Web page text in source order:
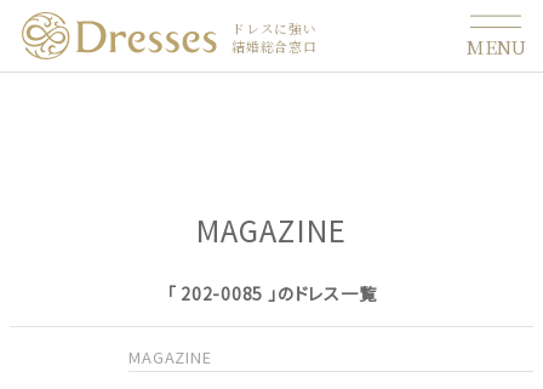
ドレスに強い
結婚総合窓口
MENU
MAGAZINE
「 202-0085 」のドレス一覧
MAGAZINE